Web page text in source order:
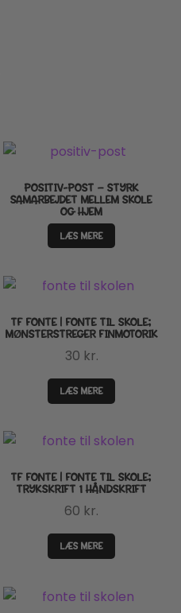
POSITIV-POST – STYRK
SAMARBEJDET MELLEM SKOLE
OG HJEM
LÆS MERE
TF FONTE | FONTE TIL SKOLE;
MØNSTERSTREGER FINMOTORIK
30 kr.
LÆS MERE
TF FONTE | FONTE TIL SKOLE;
TRYKSKRIFT 1 HÅNDSKRIFT
60 kr.
LÆS MERE